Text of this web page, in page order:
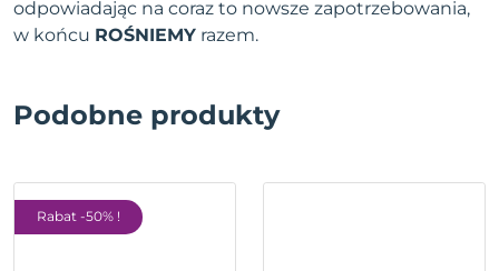
odpowiadając na coraz to nowsze zapotrzebowania,
w końcu ROŚNIEMY razem.
Podobne produkty
Rabat -50% !